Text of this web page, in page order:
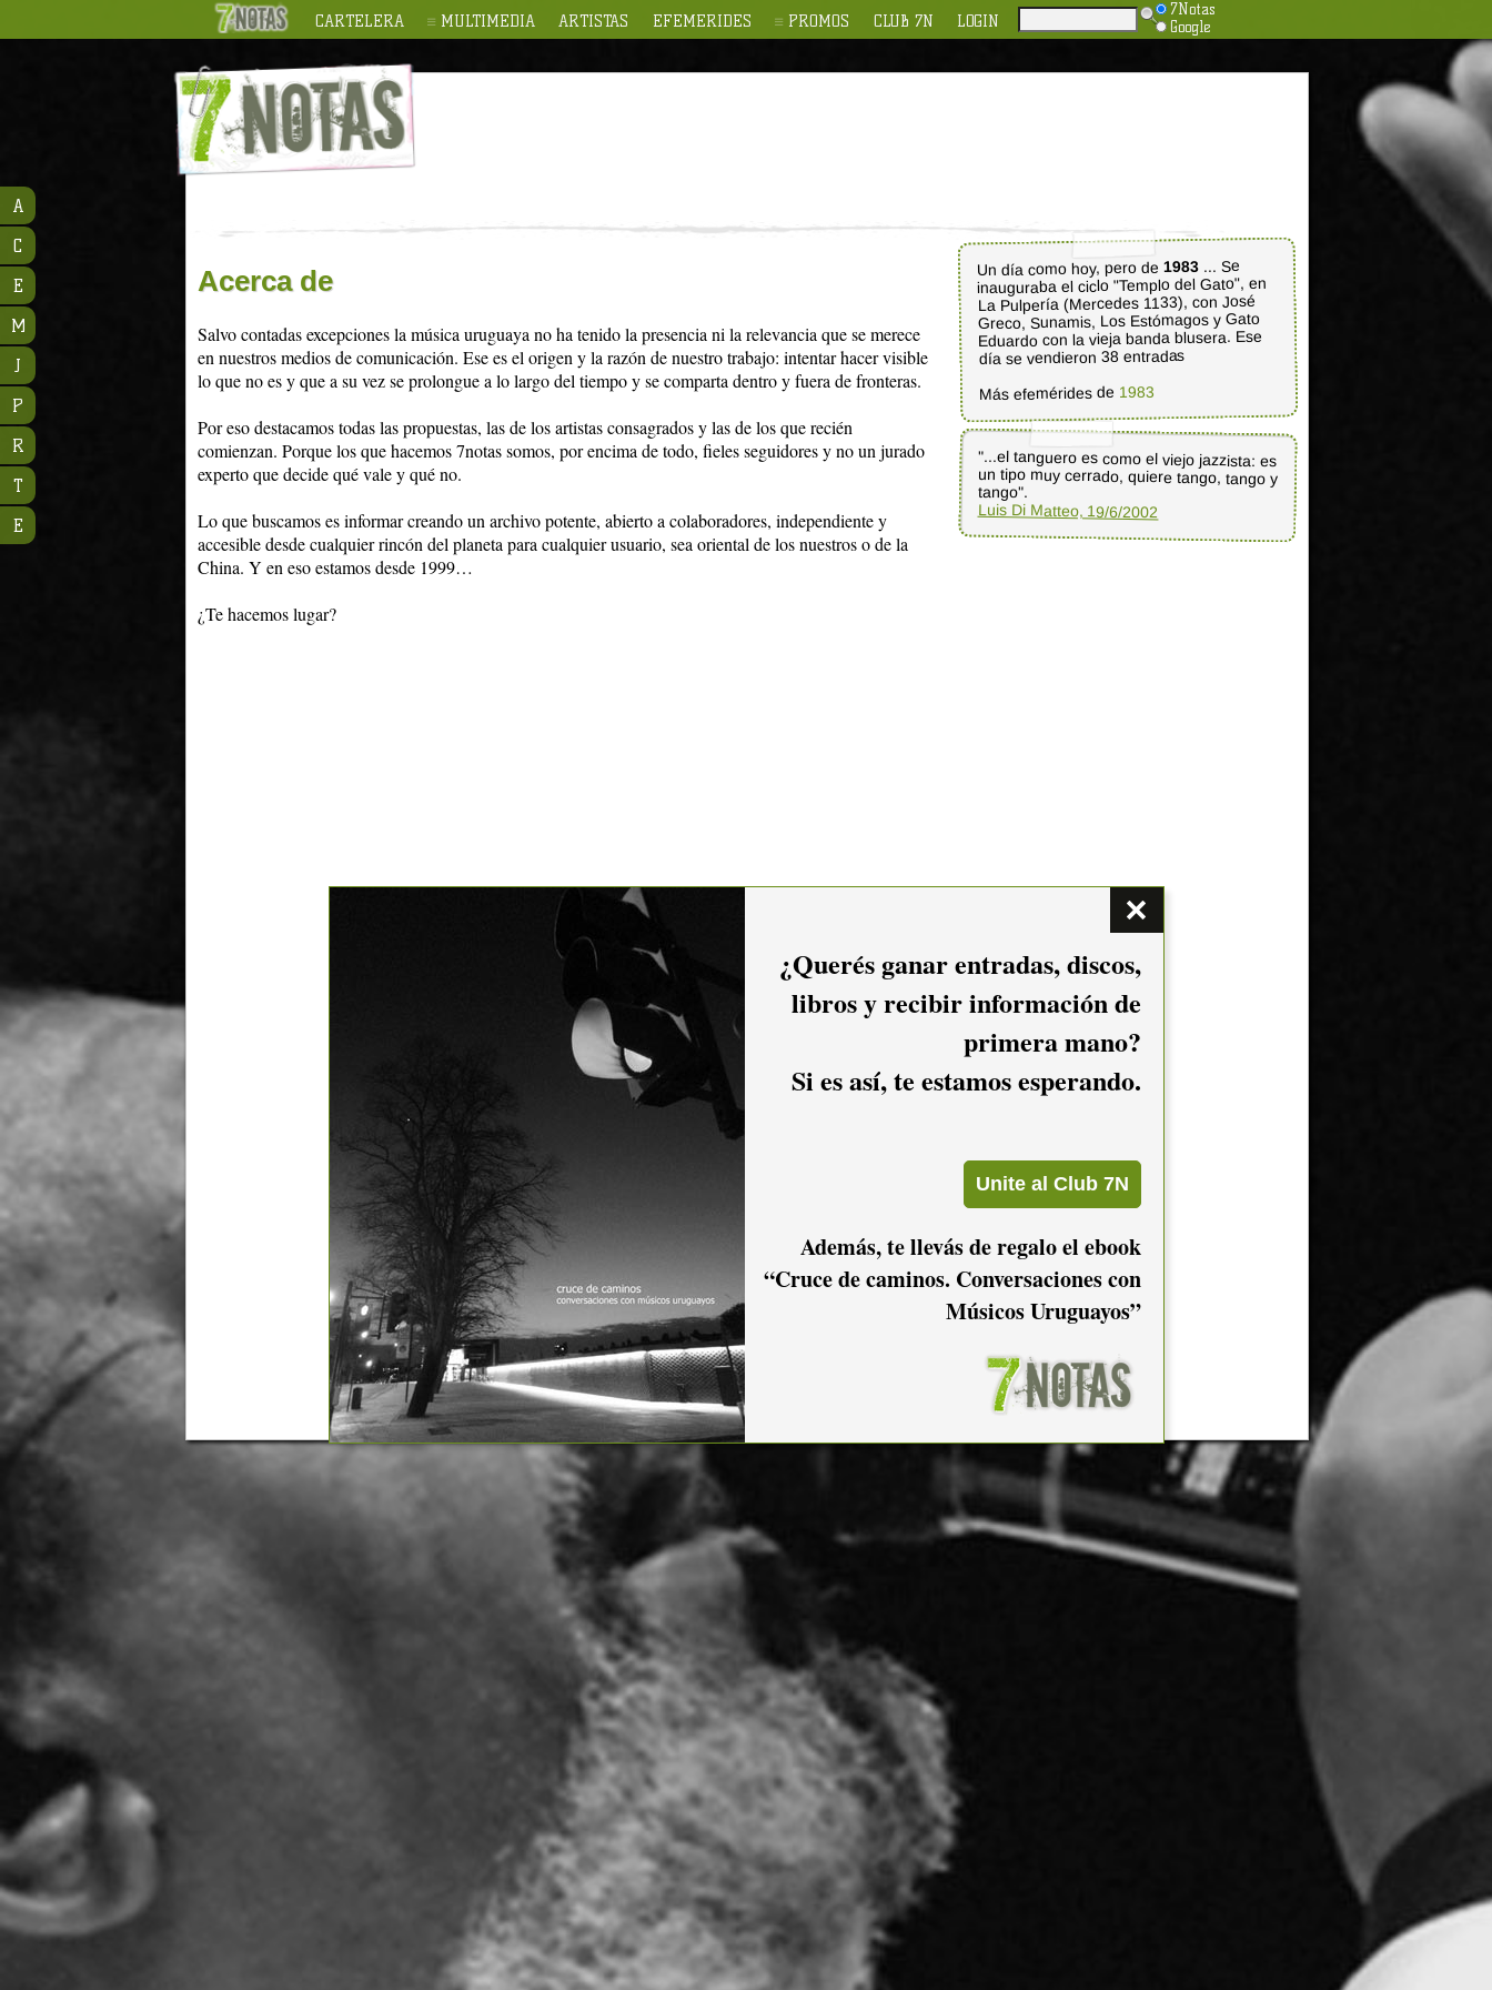
CARTELERA MULTIMEDIA ARTISTAS EFEMERIDES PROMOS CLUB 7N LOGIN
7Notas
Google
Acerca de
Salvo contadas excepciones la música uruguaya no ha tenido la presencia ni la relevancia que se merece
en nuestros medios de comunicación. Ese es el origen y la razón de nuestro trabajo: intentar hacer visible
lo que no es y que a su vez se prolongue a lo largo del tiempo y se comparta dentro y fuera de fronteras.
Por eso destacamos todas las propuestas, las de los artistas consagrados y las de los que recién
comienzan. Porque los que hacemos 7notas somos, por encima de todo, fieles seguidores y no un jurado
experto que decide qué vale y qué no.
Lo que buscamos es informar creando un archivo potente, abierto a colaboradores, independiente y
accesible desde cualquier rincón del planeta para cualquier usuario, sea oriental de los nuestros o de la
China. Y en eso estamos desde 1999…
¿Te hacemos lugar?
Un día como hoy, pero de1983 ... Se
inauguraba el ciclo "Templo del Gato", en
La Pulpería (Mercedes 1133), con José
Greco, Sunamis, Los Estómagos y Gato
Eduardo con la vieja banda blusera. Ese
día se vendieron 38 entradas
Más efemérides de 1983
"...el tanguero es como el viejo jazzista: es
un tipo muy cerrado, quiere tango, tango y
tango".
Luis Di Matteo, 19/6/2002
A
C
E
M
J
P
R
T
E
¿Querés ganar entradas, discos,
libros y recibir información de
primera mano?
Si es así, te estamos esperando.
Además, te llevás de regalo el ebook
“Cruce de caminos. Conversaciones con
Músicos Uruguayos”